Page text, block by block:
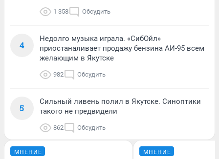
1 358 Обсудить
4
Недолго музыка играла. «СибОйл»
приостаналивает продажу бензина АИ-95 всем
желающим в Якутске
982 Обсудить
5
Сильный ливень полил в Якутске. Синоптики
такого не предвидели
862 Обсудить
МНЕНИЕ МНЕНИЕ